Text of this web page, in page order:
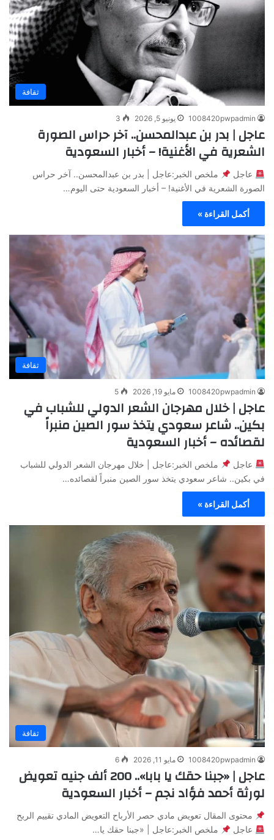
ثقافة
1008420pwpadmin يونيو 5, 2026 3
عاجل | بدر بن عبدالمحسن.. آخر حراس الصورة
الشعرية في الأغنية! – أخبار السعودية
عاجل
ملخص الخبر:عاجل | بدر بن عبدالمحسن.. آخر حراس
الصورة الشعرية في الأغنية! – أخبار السعودية حتى اليوم…
أكمل القراءة »
ثقافة
1008420pwpadmin مايو 19, 2026 5
عاجل | خلال مهرجان الشعر الدولي للشباب في
بكين.. شاعر سعودي يتخذ سور الصين منبراً
لقصائده – أخبار السعودية
عاجل
ملخص الخبر:عاجل | خلال مهرجان الشعر الدولي للشباب
في بكين.. شاعر سعودي يتخذ سور الصين منبراً لقصائده…
أكمل القراءة »
ثقافة
1008420pwpadmin مايو 11, 2026 6
عاجل | «جبنا حقك يا بابا».. 200 ألف جنيه تعويض
لورثة أحمد فؤاد نجم – أخبار السعودية
محتوى المقال تعويض مادي حصر الأرباح التعويض المادي تقييم الربح
عاجل
ملخص الخبر:عاجل | «جبنا حقك يا…